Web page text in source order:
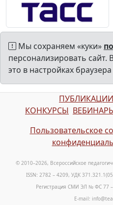
Мы сохраняем «куки»
персонализировать сайт.
это в настройках браузера
ПУБЛИКАЦИИ
КОНКУРСЫ
Пользовательское
© 2010–2026, Всероссийское
ISSN: 2782 – 4209, УДК
Регистрация СМИ ЭЛ № ФС 77
E-mail: